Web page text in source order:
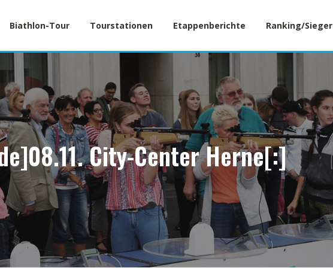
Biathlon-Tour Tourstationen Etappenberichte Ranking/Sieger
City-Center Herne[:]